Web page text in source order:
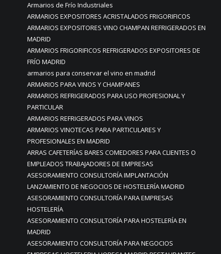
Armarios de Frío Industriales
ARMARIOS EXPOSITORES ACRISTALADOS FRIGORIFICOS
ARMARIOS EXPOSITORES VINO CHAMPAN REFRIGERADOS EN
MADRID
ARMARIOS FRIGORIFICOS REFRIGERADOS EXPOSITORES DE
FRÍO MADRID
armarios para conservar el vino en madrid
ARMARIOS PARA VINOS Y CHAMPANES
ARMARIOS REFRIGERADOS PARA USO PROFESIONAL Y
PARTICULAR
ARMARIOS REFRIGERADOS PARA VINOS
ARMARIOS VINOTECAS PARA PARTICULARES Y
PROFESIONALES EN MADRID
ARRAS CAFETERÍAS BARES COMEDORES PARA CLIENTES O
EMPLEADOS TRABAJADORES DE EMPRESAS
ASESORAMIENTO CONSULTORÍA IMPLANTACIÓN
LANZAMIENTO DE NEGOCIOS DE HOSTELERÍA MADRID
ASESORAMIENTO CONSULTORÍA PARA EMPRESAS
HOSTELERÍA
ASESORAMIENTO CONSULTORÍA PARA HOSTELERÍA EN
MADRID
ASESORAMIENTO CONSULTORÍA PARA NEGOCIOS